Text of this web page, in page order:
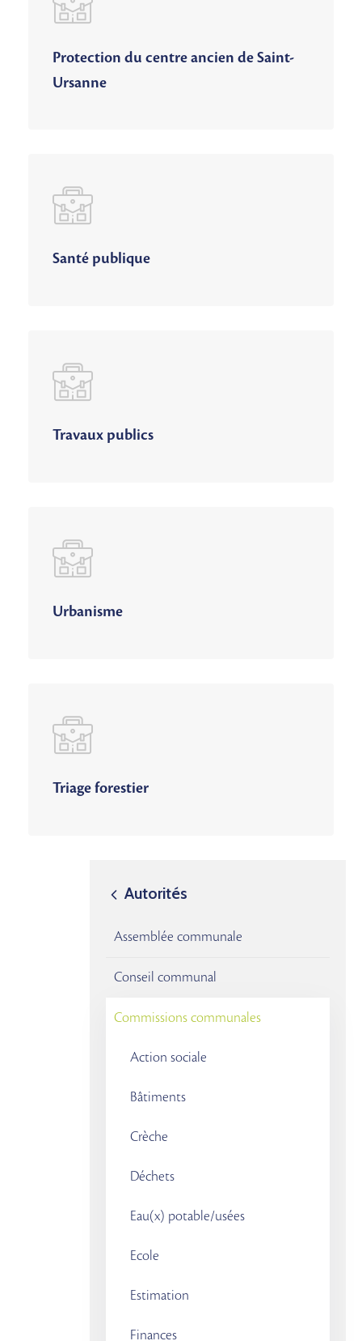
Protection du centre ancien de Saint-
Ursanne
Santé publique
Travaux publics
Urbanisme
Triage forestier
Autorités
Assemblée communale
Conseil communal
Commissions communales
Action sociale
Bâtiments
Crèche
Déchets
Eau(x) potable/usées
Ecole
Estimation
Finances